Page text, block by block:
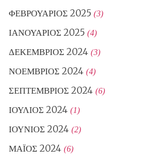
ΦΕΒΡΟΥΆΡΙΟΣ 2025 (3)
ΙΑΝΟΥΆΡΙΟΣ 2025 (4)
ΔΕΚΈΜΒΡΙΟΣ 2024 (3)
ΝΟΈΜΒΡΙΟΣ 2024 (4)
ΣΕΠΤΈΜΒΡΙΟΣ 2024 (6)
ΙΟΎΛΙΟΣ 2024 (1)
ΙΟΎΝΙΟΣ 2024 (2)
ΜΆΙΟΣ 2024 (6)